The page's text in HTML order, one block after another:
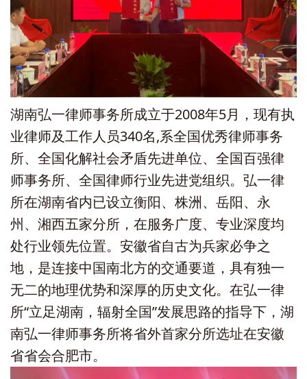
湖南弘一律师事务所成立于2008年5月，现有执
业律师及工作人员340名,系全国优秀律师事务
所、全国化解社会矛盾先进单位、全国百强律
师事务所、全国律师行业先进党组织。弘一律
所在湖南省内已设立衡阳、株洲、岳阳、永
州、湘西五家分所，在服务广度、专业深度均
处行业领先位置。安徽省自古为兵家必争之
地，是连接中国南北方的交通要道，具有独一
无二的地理优势和深厚的历史文化。在弘一律
所“立足湖南，辐射全国”发展思路的指导下，湖
南弘一律师事务所将省外首家分所选址在安徽
省省会合肥市。